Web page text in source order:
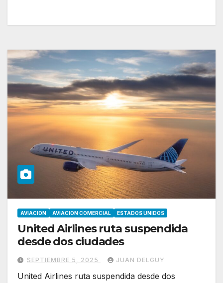
AVIACION AVIACION COMERCIAL ESTADOS UNIDOS
United Airlines ruta suspendida
desde dos ciudades
SEPTIEMBRE 5, 2025 JUAN DELGUY
United Airlines ruta suspendida desde dos